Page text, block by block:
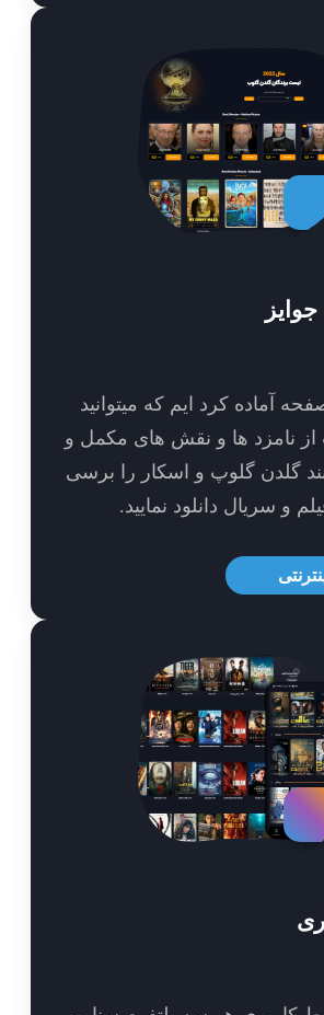
کرد ایم که میتوانید
ها و نقش های مکمل و
و اسکار را برسی
دانلود نمایید.